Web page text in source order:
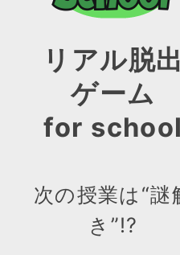
リアル脱
ゲーム
for
次の授業は“謎
き”!?